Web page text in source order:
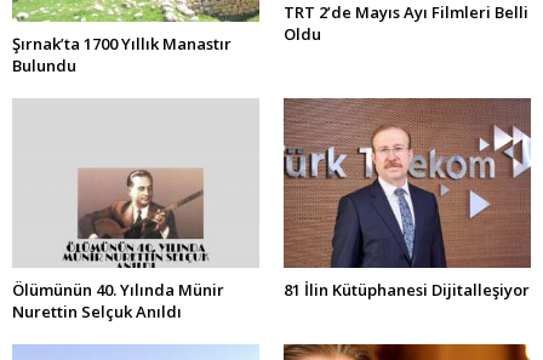
Şırnak’ta 1700 Yıllık Manastır
Bulundu
TRT 2’de Mayıs Ayı Filmleri Belli
Oldu
Ölümünün 40. Yılında Münir
Nurettin Selçuk Anıldı
81 İlin Kütüphanesi Dijitalleşiyor